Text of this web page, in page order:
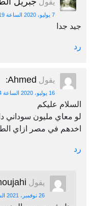
يقول
7 يوليو، 2020 الساعة 3:19 ص
جيد جدا
رد
يقول Ahmed
:
16 يوليو، 2020 الساعة 10:34 ص
السلام عليكم
لو معاي مليون سوداني
اخدهم في مصر ازاي
رد
يقول
26 نوفمبر، 2021 الساعة 1:41 م